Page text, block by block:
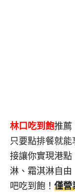
林口吃到飽推薦
只要點排餐就
接讓你實現港
淋、霜淇淋自
吧吃到飽！ 僅營